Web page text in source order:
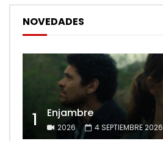
NOVEDADES
1 Enjambre
2026 4 SEPTIEMBRE 2026